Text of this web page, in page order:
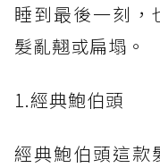
睡到最後一刻，
髮亂翹或扁塌。
1.經典鮑伯頭
經典鮑伯頭這款